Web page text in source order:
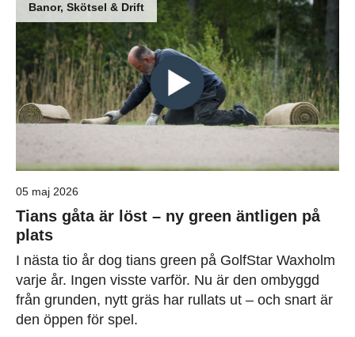
Banor, Skötsel & Drift
05 maj 2026
Tians gåta är löst – ny green äntligen på
plats
I nästa tio år dog tians green på GolfStar Waxholm
varje år. Ingen visste varför. Nu är den ombyggd
från grunden, nytt gräs har rullats ut – och snart är
den öppen för spel.